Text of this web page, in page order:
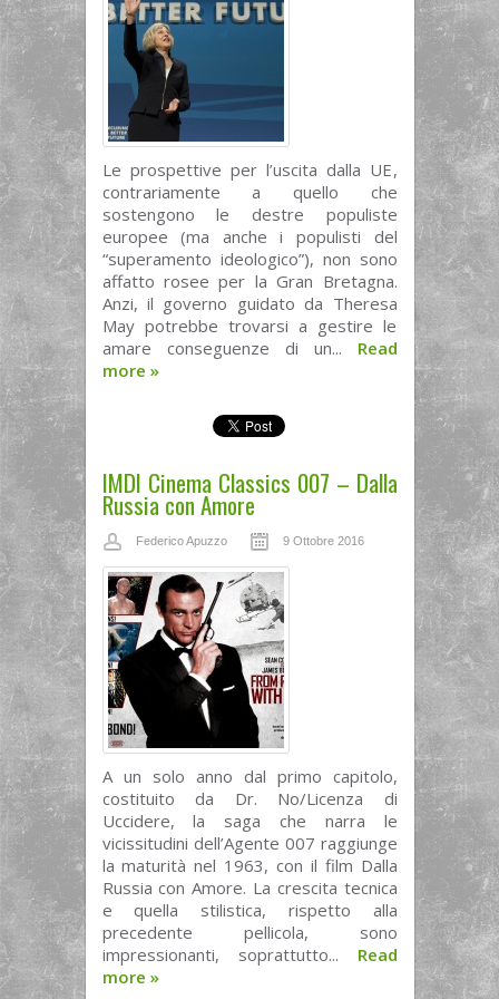
Le prospettive per l’uscita dalla UE,
contrariamente a quello che
sostengono le destre populiste
europee (ma anche i populisti del
“superamento ideologico”), non sono
affatto rosee per la Gran Bretagna.
Anzi, il governo guidato da Theresa
May potrebbe trovarsi a gestire le
amare conseguenze di un... Read
more »
IMDI Cinema Classics 007 – Dalla
Russia con Amore
Federico Apuzzo 9 Ottobre 2016
A un solo anno dal primo capitolo,
costituito da Dr. No/Licenza di
Uccidere, la saga che narra le
vicissitudini dell’Agente 007 raggiunge
la maturità nel 1963, con il film Dalla
Russia con Amore. La crescita tecnica
e quella stilistica, rispetto alla
precedente pellicola, sono
impressionanti, soprattutto... Read
more »